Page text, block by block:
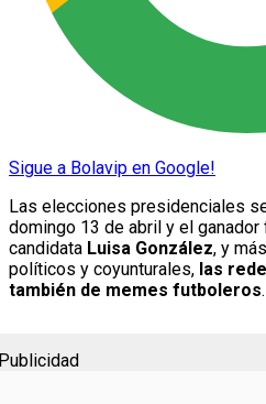
Sigue a Bolavip en Google!
Las elecciones presidenciales
domingo 13 de abril y el ganador
candidata Luisa González, y
políticos y coyunturales, las
también de memes futboleros.